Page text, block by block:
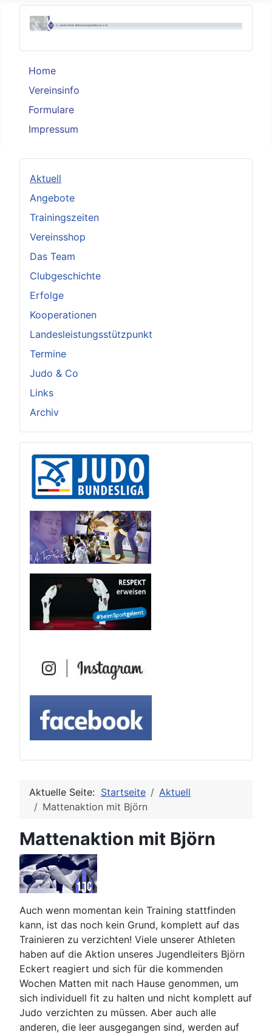
Home
Vereinsinfo
Formulare
Impressum
Aktuell
Angebote
Trainingszeiten
Vereinsshop
Das Team
Clubgeschichte
Erfolge
Kooperationen
Landesleistungsstützpunkt
Termine
Judo & Co
Links
Archiv
Aktuelle Seite: Startseite
Aktuell
Mattenaktion mit Björn
Mattenaktion mit Björn
Auch wenn momentan kein Training stattfinden
kann, ist das noch kein Grund, komplett auf das
Trainieren zu verzichten! Viele unserer Athleten
haben auf die Aktion unseres Jugendleiters Björn
Eckert reagiert und sich für die kommenden
Wochen Matten mit nach Hause genommen, um
sich individuell fit zu halten und nicht komplett auf
Judo verzichten zu müssen. Aber auch alle
anderen, die leer ausgegangen sind, werden auf